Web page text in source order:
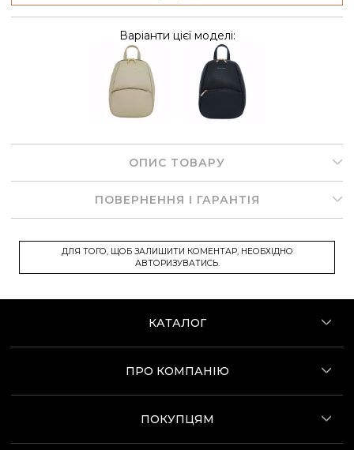
Варіанти цієї моделі:
ОПИС ТОВАРУ
ПОВЕРНЕННЯ І ГАРАНТІЯ
ДЛЯ ТОГО, ЩОБ ЗАЛИШИТИ КОМЕНТАР, НЕОБХІДНО
АВТОРИЗУВАТИСЬ.
КАТАЛОГ
ПРО КОМПАНІЮ
ПОКУПЦЯМ